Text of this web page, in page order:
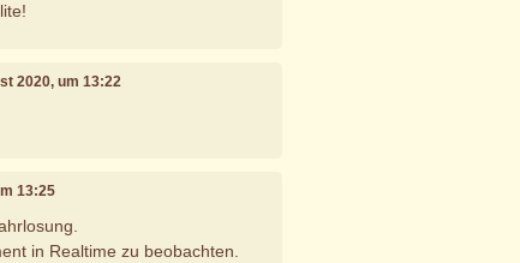
2020, um 13:22
13:25
in Realtime zu beobachten.